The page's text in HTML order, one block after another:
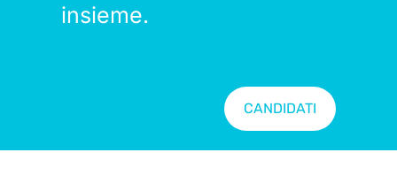
insieme.
CANDIDATI